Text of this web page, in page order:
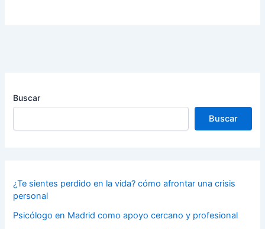
Buscar
Buscar
¿Te sientes perdido en la vida? cómo afrontar una crisis
personal
Psicólogo en Madrid como apoyo cercano y profesional